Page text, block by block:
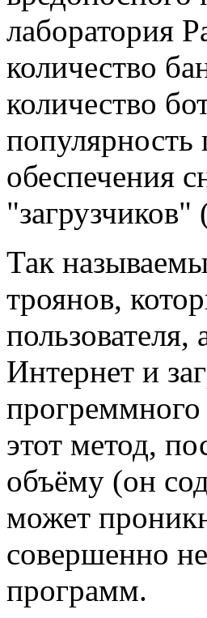
лаборатория
количество
количество
популярность
обеспечения
Так
троянов,
Интернет и
прогреммного
этот метод,
объёму (он
может
совершенно
программ.